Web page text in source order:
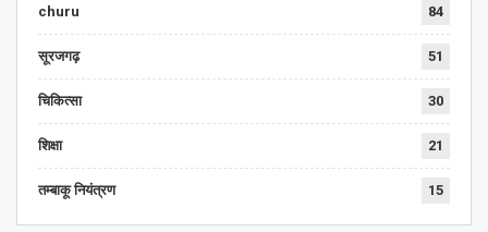
churu 84
सूरजगढ़ 51
चिकित्सा 30
शिक्षा 21
तम्बाकू नियंत्रण 15